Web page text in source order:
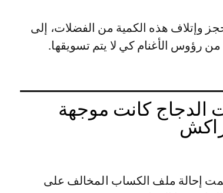
وإتلاف هذه الكمية من الفضلات، إلى
الدجاج كانت موجهة
إحالة ملف الكساب المخالف على